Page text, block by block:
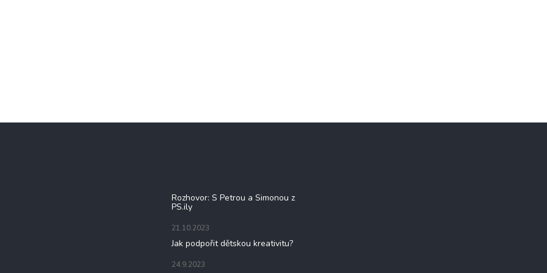
Rozhovor: S Petrou a Simonou z
PS.ily
21.10.2023
Jak podpořit dětskou kreativitu?
24.9.2023